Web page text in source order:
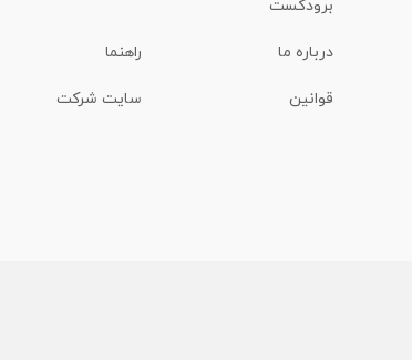
برودکست
درباره ما راهنما
قوانین سایت شرکت